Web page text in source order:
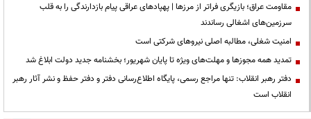
مقاومت عراق؛ بازیگری فراتر از مرزها | پهپادهای عراقی پیام بازدارندگی را به قلب
سرزمین‌های اشغالی رساندند
‌امنیت شغلی، مطالبه اصلی نیروهای شرکتی است
تمدید همه مجوزها و مهلت‌های ویژه تا پایان شهریور؛ بخشنامه جدید دولت ابلاغ شد
دفتر رهبر انقلاب: تنها مراجع رسمی، پایگاه اطلاع‌رسانی دفتر و دفتر حفظ و نشر آثار رهبر
انقلاب است